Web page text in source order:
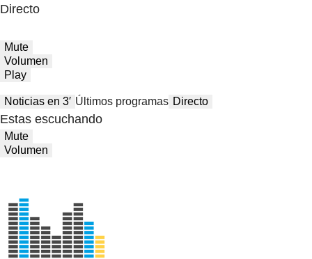
Directo
Mute
Volumen
Play
Noticias en 3′ Últimos programas Directo
Estas escuchando
Mute
Volumen